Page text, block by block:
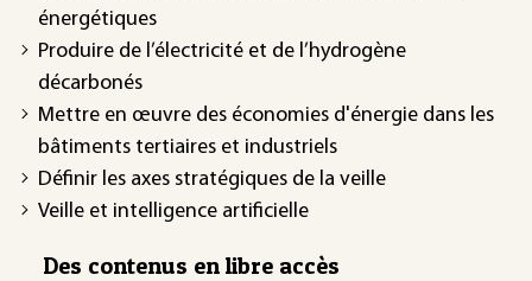
énergétiques
Produire de l’électricité et de l’hydrogène
décarbonés
Mettre en œuvre des économies d'énergie dans les
bâtiments tertiaires et industriels
Définir les axes stratégiques de la veille
Veille et intelligence artificielle
Des contenus en libre accès